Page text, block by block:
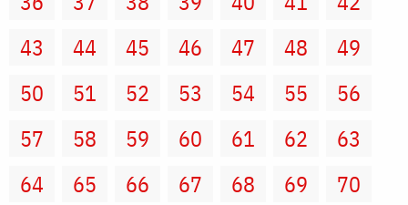
43
44 45 46 47 48
49
50
51 52 53 54 55
56
57
58 59 60 61 62
63
64
65 66 67 68 69
70